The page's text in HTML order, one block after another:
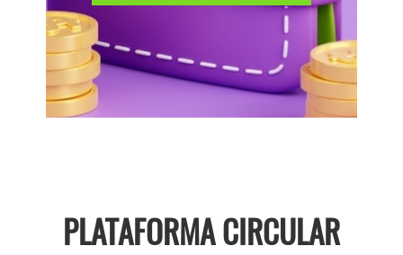
PLATAFORMA CIRCULAR